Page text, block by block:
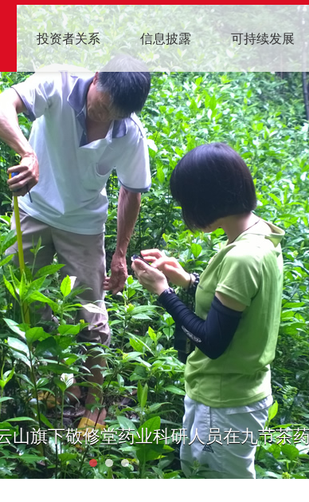
投资者关系 信息披露 可持续发展
山旗下敬修堂药业科研人员在九节茶